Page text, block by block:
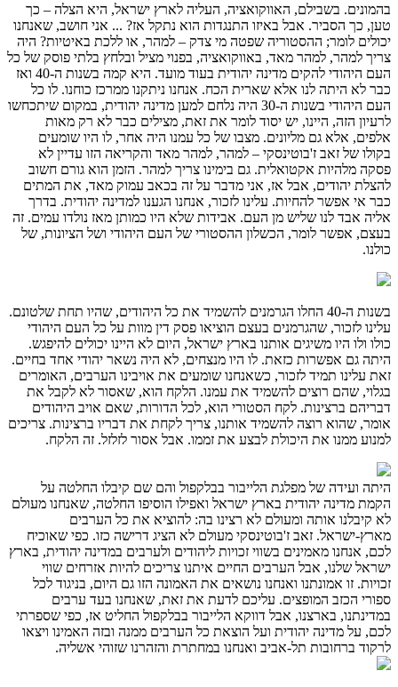
בהמונים. בשבילם, האווקואציה, העליה לארץ ישראל, היא הצלה – כך
טען, כך הסביר. אבל באיזו התנגדות הוא נתקל אז? ... אני חושב, שאנחנו
יכולים לומר; ההסטוריה שפטה מי צדק – למהר, או ללכת באיטיות? היה
צריך למהר, למהר מאד, באווקואציה, בפנוי מציל ובלחץ בלתי פוסק של כל
העם היהודי להקים מדינה יהודית בעוד מועד. היא קמה בשנות ה-40 ואז
כבר לא היתה לנו אלא שארית הכח. אנחנו ניתקנו ממרכז כוחנו. לו כל
העם היהודי בשנות ה-30 היה נלחם למען מדינה יהודית, במקום שיתכחשו
לרעיון הזה, היינו, יש יסוד לומר את זאת, מצילים כבר לא רק מאות
אלפים, אלא גם מליונים. מצבו של כל עמנו היה אחר, לו היו שומעים
בקולו של זאב ז'בוטינסקי – למהר, למהר מאד והקריאה הזו עדיין לא
פסקה מלהיות אקטואלית. גם בימינו צריך למהר. הזמן הוא גורם חשוב
להצלת יהודים, אבל אז, אני מדבר על זה בכאב עמוק מאד, את המתים
כבר אי אפשר להחיות. עלינו לזכור, אנחנו הגענו למדינה יהודית. בדרך
אליה אבד לנו שליש מן העם. אבידות שלא היו כמותן מאז נולדו עמים. זה
בעצם, אפשר לומר, הכשלון ההסטורי של העם היהודי ושל הציונות, של
כולנו.
בשנות ה-40 החלו הגרמנים להשמיד את כל היהודים, שהיו תחת שלטונם.
עלינו לזכור, שהגרמנים בעצם הוציאו פסק דין מוות על כל העם היהודי
כולו ולו היו משיגים אותנו בארץ ישראל, היום לא היינו יכולים להיפגש.
היתה גם אפשרות כזאת. לו היו מנצחים, לא היה נשאר יהודי אחד בחיים.
זאת עלינו תמיד לזכור, כשאנחנו שומעים את אויבינו הערבים, האומרים
בגלוי, שהם רוצים להשמיד את עמנו. הלקח הוא, שאסור לא לקבל את
דבריהם ברצינות. לקח הסטורי הוא, לכל הדורות, שאם אויב היהודים
אומר, שהוא רוצה להשמיד אותנו, צריך לקחת את דבריו ברצינות. צריכים
למנוע ממנו את היכולת לבצע את זממו. אבל אסור לזלזל. זה הלקח.
היתה ועידה של מפלגת הלייבור בבלקפול והם שם קיבלו החלטה על
הקמת מדינה יהודית בארץ ישראל ואפילו הוסיפו החלטה, שאנחנו מעולם
לא קיבלנו אותה ומעולם לא רצינו בה: להוציא את כל הערבים
מארץ-ישראל. זאב ז'בוטינסקי מעולם לא הציג דרישה כזו. כפי שאוכיח
לכם, אנחנו מאמינים בשווי זכויות ליהודים ולערבים במדינה יהודית, בארץ
ישראל שלנו, אבל הערבים החיים איתנו צריכים להיות אזרחים שווי
זכויות. זו אמונתנו ואנחנו נושאים את האמונה הזו גם היום, בניגוד לכל
ספורי הכזב המופצים. עליכם לדעת את זאת, שאנחנו בעד ערבים
במדינתנו, בארצנו, אבל דווקא הלייבור בבלקפול החליט אז, כפי שספרתי
לכם, על מדינה יהודית ועל הוצאת כל הערבים ממנה ובזה האמינו ויצאו
לרקוד ברחובות תל-אביב ואנחנו במחתרת והזהרנו שזוהי אשליה.